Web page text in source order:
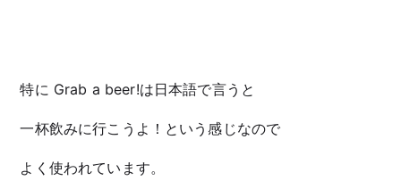
特に Grab a beer!は日本語で言うと
一杯飲みに行こうよ！という感じなので
よく使われています。